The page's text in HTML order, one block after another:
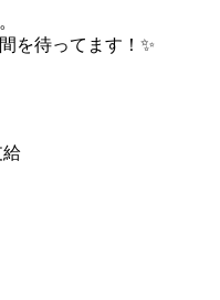
を待ってます！✨